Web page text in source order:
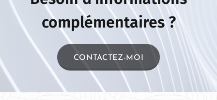
complémentaires ?
CONTACTEZ-MOI